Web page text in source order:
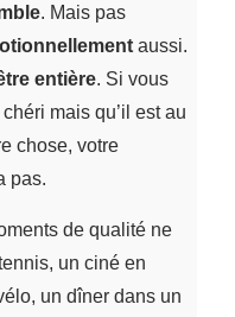
. Mais pas
aussi.
entière. Si vous
mais qu’il est au
chose, votre
pas.
de qualité ne
un ciné en
un dîner dans un